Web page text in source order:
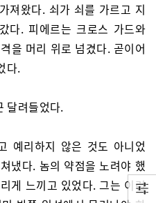
져왔다. 쇠가 쇠를 가르고 지
다. 피에르는 크로스 가드와
을 머리 위로 넘겼다. 곧이어
다.
달려들었다.
예리하지 않은 것도 아니었
냈다. 놈의 약점을 노려야 했
게 느끼고 있었다. 그는 이런